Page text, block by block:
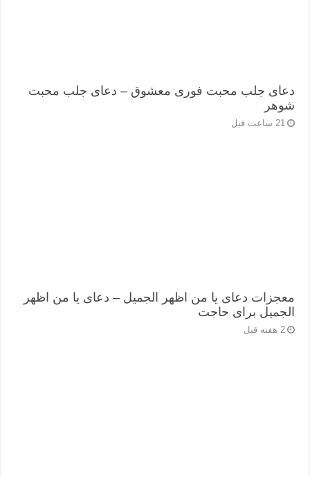
دعای جلب محبت فوری معشوق – دعای جلب محبت
شوهر
21 ساعت قبل
معجزات دعای یا من اظهر الجمیل – دعای یا من اظهر
الجمیل برای حاجت
2 هفته قبل